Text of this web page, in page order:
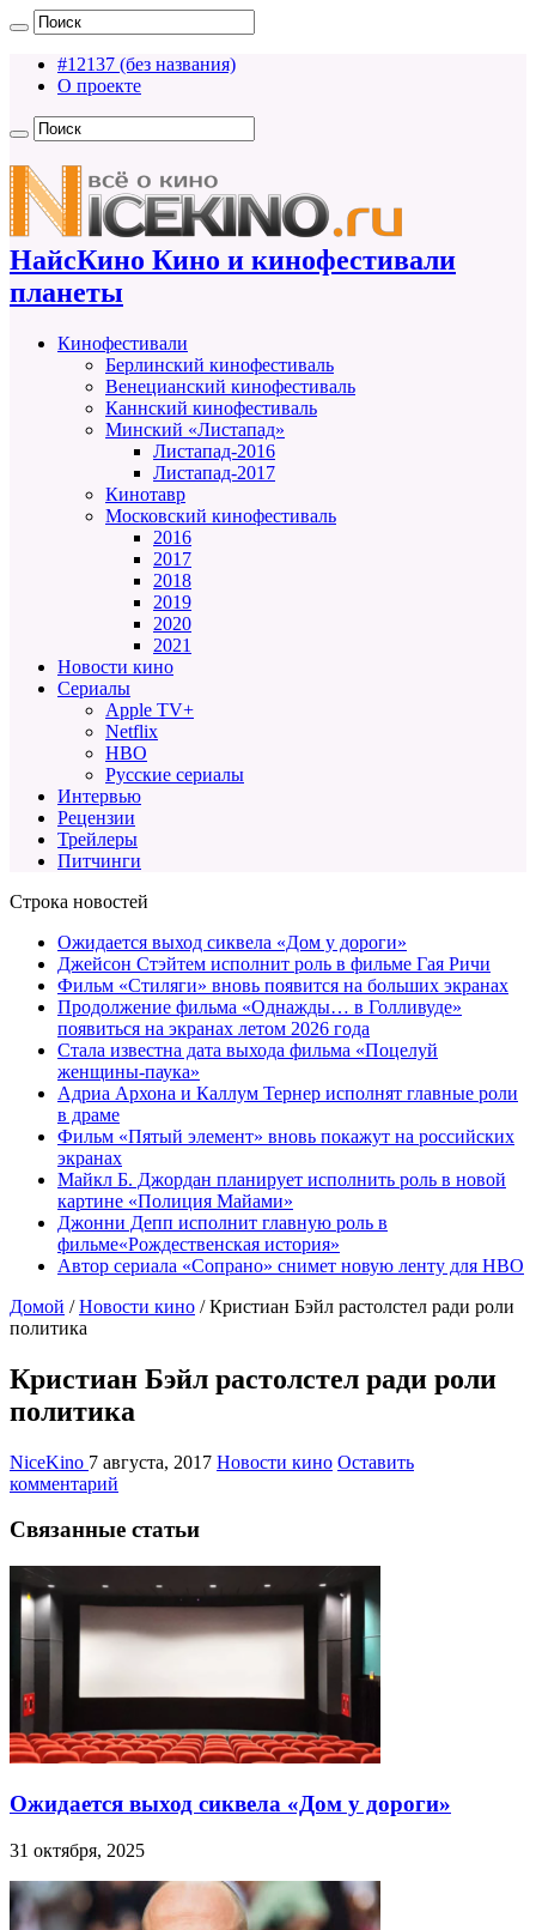
#12137 (без названия)
О проекте
НайсКино Кино и кинофестивали
планеты
Кинофестивали
Берлинский кинофестиваль
Венецианский кинофестиваль
Каннский кинофестиваль
Минский «Листапад»
Листапад-2016
Листапад-2017
Кинотавр
Московский кинофестиваль
2016
2017
2018
2019
2020
2021
Новости кино
Сериалы
Apple TV+
Netflix
HBO
Русские сериалы
Интервью
Рецензии
Трейлеры
Питчинги
Строка новостей
Ожидается выход сиквела «Дом у дороги»
Джейсон Стэйтем исполнит роль в фильме Гая Ричи
Фильм «Стиляги» вновь появится на больших экранах
Продолжение фильма «Однажды… в Голливуде»
появиться на экранах летом 2026 года
Стала известна дата выхода фильма «Поцелуй
женщины-паука»
Адриа Архона и Каллум Тернер исполнят главные роли
в драме
Фильм «Пятый элемент» вновь покажут на российских
экранах
Майкл Б. Джордан планирует исполнить роль в новой
картине «Полиция Майами»
Джонни Депп исполнит главную роль в
фильме«Рождественская история»
Автор сериала «Сопрано» снимет новую ленту для HBO
Домой / Новости кино / Кристиан Бэйл растолстел ради роли
политика
Кристиан Бэйл растолстел ради роли
политика
NiceKino 7 августа, 2017 Новости кино Оставить
комментарий
Связанные статьи
Ожидается выход сиквела «Дом у дороги»
31 октября, 2025